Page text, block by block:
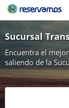
Sucursal
Encuentra el
saliendo de la